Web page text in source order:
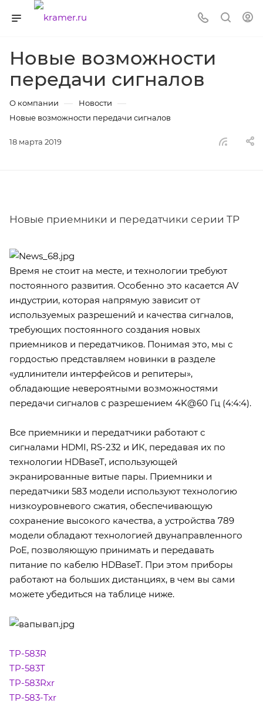
Новые возможности
передачи сигналов
О компании — Новости —
Новые возможности передачи сигналов
18 марта 2019
Новые приемники и передатчики серии TP
Время не стоит на месте, и технологии требуют
постоянного развития. Особенно это касается AV
индустрии, которая напрямую зависит от
используемых разрешений и качества сигналов,
требующих постоянного создания новых
приемников и передатчиков. Понимая это, мы с
гордостью представляем новинки в разделе
«удлинители интерфейсов и репитеры»,
обладающие невероятными возможностями
передачи сигналов с разрешением 4K@60 Гц (4:4:4).
Все приемники и передатчики работают с
сигналами HDMI, RS-232 и ИК, передавая их по
технологии HDBaseT, использующей
экранированные витые пары. Приемники и
передатчики 583 модели используют технологию
низкоуровневого сжатия, обеспечивающую
сохранение высокого качества, а устройства 789
модели обладают технологией двунаправленного
PoE, позволяющую принимать и передавать
питание по кабелю HDBaseT. При этом приборы
работают на больших дистанциях, в чем вы сами
можете убедиться на таблице ниже.
TP-583R
TP-583T
TP-583Rxr
TP-583-Txr